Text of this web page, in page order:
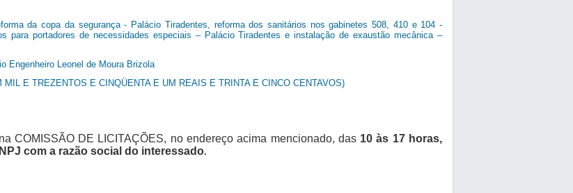
da copa da segurança - Palácio Tiradentes, reforma dos sanitários nos gabinetes 508, 410 e 104 -
para portadores de necessidades especiais – Palácio Tiradentes e instalação de exaustão mecânica –
Engenheiro Leonel de Moura Brizola
MIL E TREZENTOS E CINQÜENTA E UM REAIS E TRINTA E CINCO CENTAVOS)
COMISSÃO DE LICITAÇÕES, no endereço acima mencionado, das 10 às 17 horas,
com a razão social do interessado.